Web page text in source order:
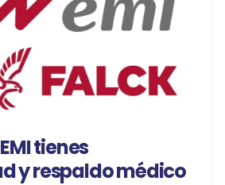
tienes
y respaldo médico